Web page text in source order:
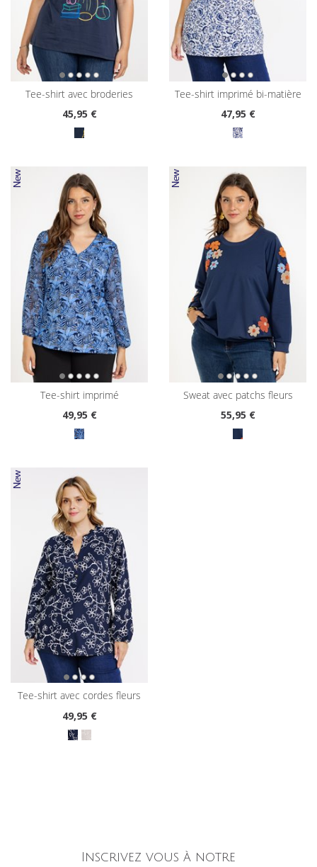
tee-shirt avec broderies
45,95 €
tee-shirt imprimé bi-matière
47,95 €
tee-shirt imprimé
49,95 €
sweat avec patchs fleurs
55,95 €
tee-shirt avec cordes fleurs
49,95 €
Inscrivez vous à notre